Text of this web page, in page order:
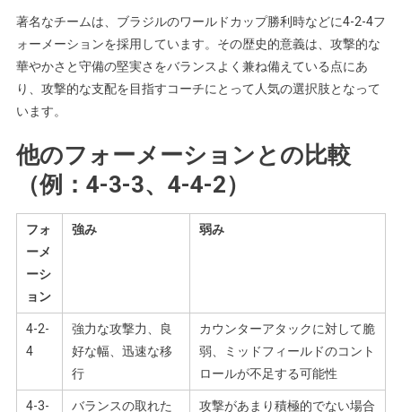
著名なチームは、ブラジルのワールドカップ勝利時などに4-2-4フ
ォーメーションを採用しています。その歴史的意義は、攻撃的な
華やかさと守備の堅実さをバランスよく兼ね備えている点にあ
り、攻撃的な支配を目指すコーチにとって人気の選択肢となって
います。
他のフォーメーションとの比較
（例：4-3-3、4-4-2）
フォ
ーメ
ーシ
ョン
強み 弱み
4-2-
4
強力な攻撃力、良
好な幅、迅速な移
行
カウンターアタックに対して脆
弱、ミッドフィールドのコント
ロールが不足する可能性
4-3-
バランスの取れた
攻撃があまり積極的でない場合